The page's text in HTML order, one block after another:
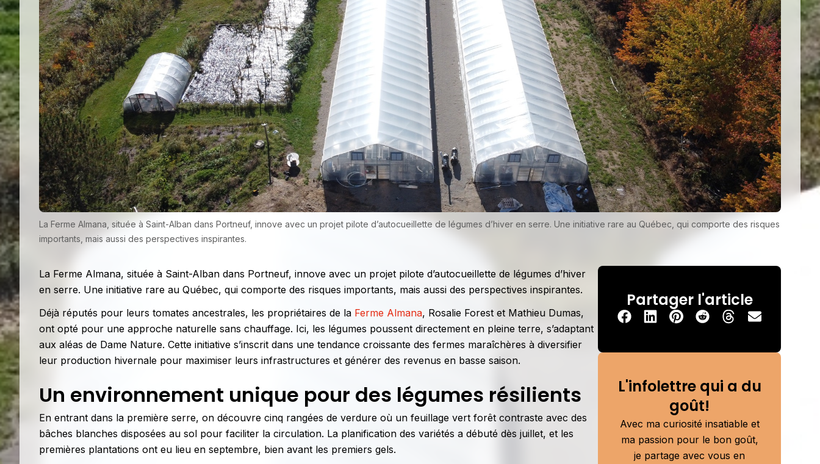
La Ferme Almana, située à Saint-Alban dans Portneuf, innove avec un projet pilote d’autocueillette de légumes d’hiver en serre. Une initiative rare au Québec, qui comporte des risques
importants, mais aussi des perspectives inspirantes.
La Ferme Almana, située à Saint-Alban dans Portneuf, innove avec un projet pilote d’autocueillette de légumes d’hiver
en serre. Une initiative rare au Québec, qui comporte des risques importants, mais aussi des perspectives inspirantes.
Déjà réputés pour leurs tomates ancestrales, les propriétaires de la Ferme Almana, Rosalie Forest et Mathieu Dumas,
ont opté pour une approche naturelle sans chauffage. Ici, les légumes poussent directement en pleine terre, s’adaptant
aux aléas de Dame Nature. Cette initiative s’inscrit dans une tendance croissante des fermes maraîchères à diversifier
leur production hivernale pour maximiser leurs infrastructures et générer des revenus en basse saison.
Un environnement unique pour des légumes résilients
En entrant dans la première serre, on découvre cinq rangées de verdure où un feuillage vert forêt contraste avec des
bâches blanches disposées au sol pour faciliter la circulation. La planification des variétés a débuté dès juillet, et les
premières plantations ont eu lieu en septembre, bien avant les premiers gels.
Partager l'article
L'infolettre qui a du
goût!
Avec ma curiosité insatiable et
ma passion pour le bon goût,
je partage avec vous en